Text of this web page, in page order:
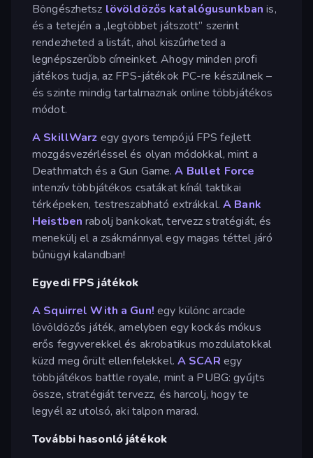
Böngészhetsz lövöldözős katalógusunkban is,
és a tetején a „legtöbbet játszott” szerint
rendezheted a listát, ahol kiszűrheted a
legnépszerűbb címeinket. Ahogy minden profi
játékos tudja, az FPS-játékok PC-re készülnek –
és szinte mindig tartalmaznak online többjátékos
módot.
A SkillWarz egy gyors tempójú FPS fejlett
mozgásvezérléssel és olyan módokkal, mint a
Deathmatch és a Gun Game.A Bullet Force
intenzív többjátékos csatákat kínál taktikai
térképeken, testreszabható extrákkal. A Bank
Heistben rabolj bankokat, tervezz stratégiát, és
menekülj el a zsákmánnyal egy magas téttel járó
bűnügyi kalandban!
Egyedi FPS játékok
A Squirrel With a Gun! egy különc arcade
lövöldözős játék, amelyben egy kockás mókus
erős fegyverekkel és akrobatikus mozdulatokkal
küzd meg őrült ellenfelekkel. A SCAR egy
többjátékos battle royale, mint a PUBG: gyűjts
össze, stratégiát tervezz, és harcolj, hogy te
legyél az utolsó, aki talpon marad.
További hasonló játékok